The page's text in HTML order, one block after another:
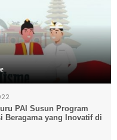
PAI Susun Program
Beragama yang Inovatif di